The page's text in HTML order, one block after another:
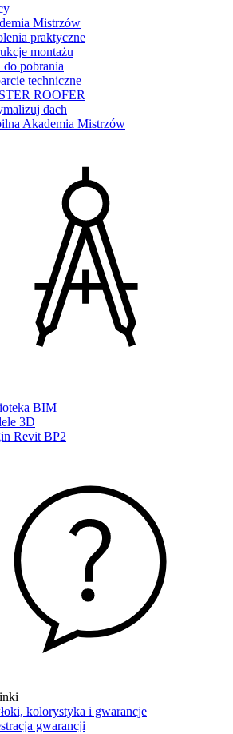
Mistrzów
praktyczne
montażu
pobrania
techniczne
ROOFER
dach
Akademia Mistrzów
BIM
3D
Revit BP2
kolorystyka i gwarancje
gwarancji